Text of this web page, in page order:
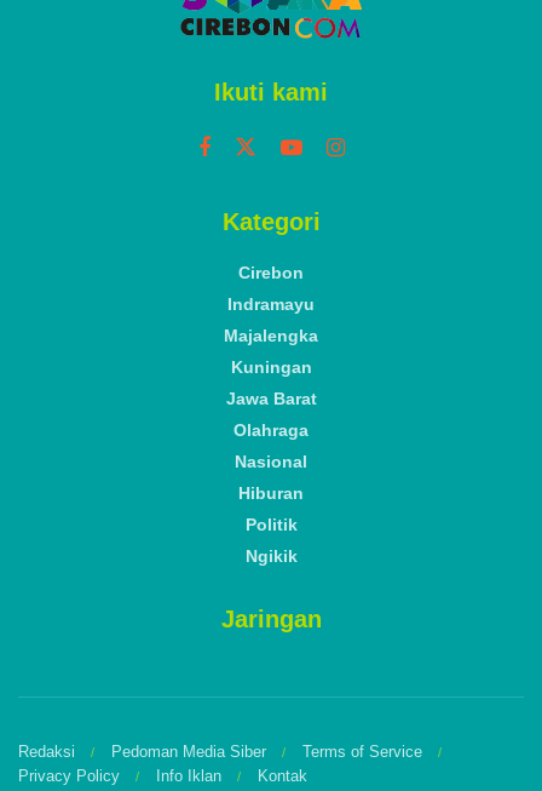
Ikuti kami
Kategori
Cirebon
Indramayu
Majalengka
Kuningan
Jawa Barat
Olahraga
Nasional
Hiburan
Politik
Ngikik
Jaringan
Redaksi Pedoman Media Siber
Terms of Service
Privacy Policy
Info Iklan Kontak